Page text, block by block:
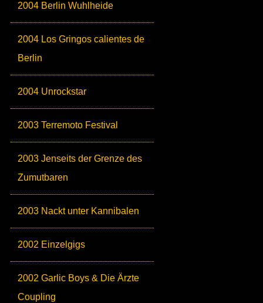
2004 Berlin Wuhlheide
2004 Los Gringos calientes de
Berlin
2004 Unrockstar
2003 Terremoto Festival
2003 Jenseits der Grenze des
Zumutbaren
2003 Nackt unter Kannibalen
2002 Einzelgigs
2002 Garlic Boys & Die Ärzte
Coupling